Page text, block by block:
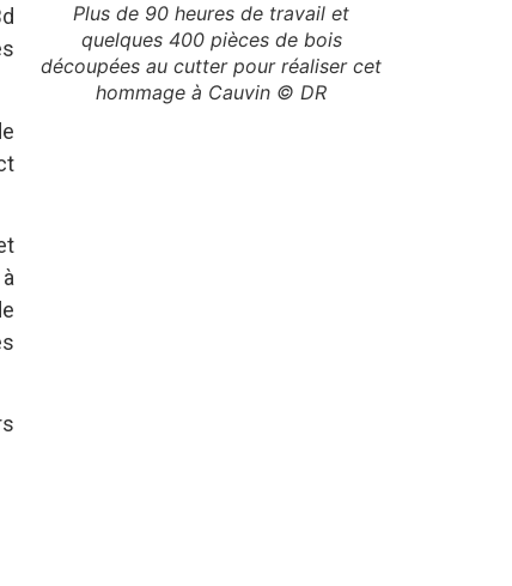
Plus de 90 heures de travail et
quelques 400 pièces de bois
découpées au cutter pour réaliser cet
hommage à Cauvin © DR